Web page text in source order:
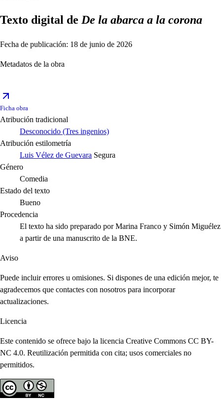
Texto digital de De la abarca a la corona
Fecha de publicación: 18 de junio de 2026
Metadatos de la obra
Ficha obra
Atribución tradicional
Desconocido (Tres ingenios)
Atribución estilometría
Luis Vélez de Guevara Segura
Género
Comedia
Estado del texto
Bueno
Procedencia
El texto ha sido preparado por Marina Franco y Simón Miguélez
a partir de una manuscrito de la BNE.
Aviso
Puede incluir errores u omisiones. Si dispones de una edición mejor, te
agradecemos que contactes con nosotros para incorporar
actualizaciones.
Licencia
Este contenido se ofrece bajo la licencia Creative Commons CC BY-
NC 4.0. Reutilización permitida con cita; usos comerciales no
permitidos.